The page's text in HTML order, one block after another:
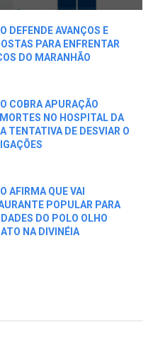
DEFENDE AVANÇOS E
PARA ENFRENTAR
DO MARANHÃO
COBRA APURAÇÃO
NO HOSPITAL DA
TENTATIVA DE DESVIAR O
AFIRMA QUE VAI
POPULAR PARA
DO POLO OLHO
NA DIVINÉIA